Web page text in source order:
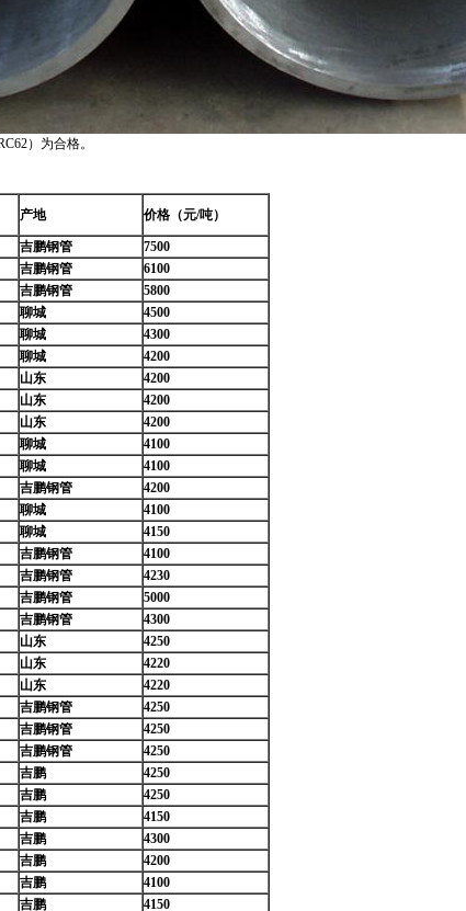
）为合格。
产地 价格（元/吨）
吉鹏钢管
7500
吉鹏钢管
6100
吉鹏钢管
5800
聊城
4500
聊城
4300
聊城
4200
山东
4200
山东
4200
山东
4200
聊城
4100
聊城
4100
吉鹏钢管
4200
聊城
4100
聊城
4150
吉鹏钢管
4100
吉鹏钢管
4230
吉鹏钢管
5000
吉鹏钢管
4300
山东
4250
山东
4220
山东
4220
吉鹏钢管
4250
吉鹏钢管
4250
吉鹏钢管
4250
吉鹏
4250
吉鹏
4250
吉鹏
4150
吉鹏
4300
吉鹏
4200
吉鹏
4100
吉鹏 4150